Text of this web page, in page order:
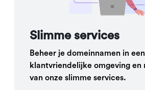
Slimme services
Beheer je domeinnamen in een
klantvriendelijke omgeving en
van onze slimme services.